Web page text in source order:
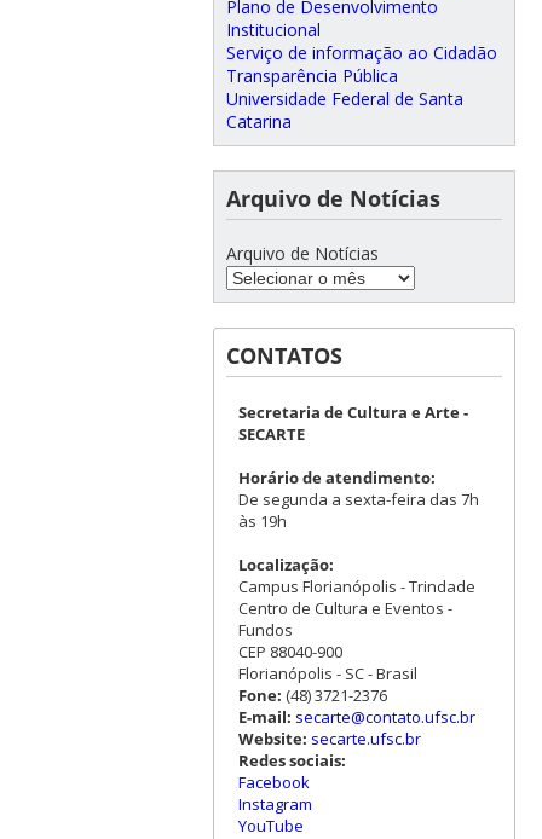
Plano de Desenvolvimento
Institucional
Serviço de informação ao Cidadão
Transparência Pública
Universidade Federal de Santa
Catarina
Arquivo de Notícias
Arquivo de Notícias
CONTATOS
Secretaria de Cultura e Arte -
SECARTE
Horário de atendimento:
De segunda a sexta-feira das 7h
às 19h
Localização:
Campus Florianópolis - Trindade
Centro de Cultura e Eventos -
Fundos
CEP 88040-900
Florianópolis - SC - Brasil
Fone: (48) 3721-2376
E-mail: secarte@contato.ufsc.br
Website: secarte.ufsc.br
Redes sociais:
Facebook
Instagram
YouTube